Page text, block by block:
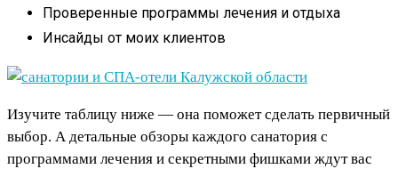
Проверенные программы лечения и отдыха
Инсайды от моих клиентов
Изучите таблицу ниже — она поможет сделать первичный
выбор. А детальные обзоры каждого санатория с
программами лечения и секретными фишками ждут вас